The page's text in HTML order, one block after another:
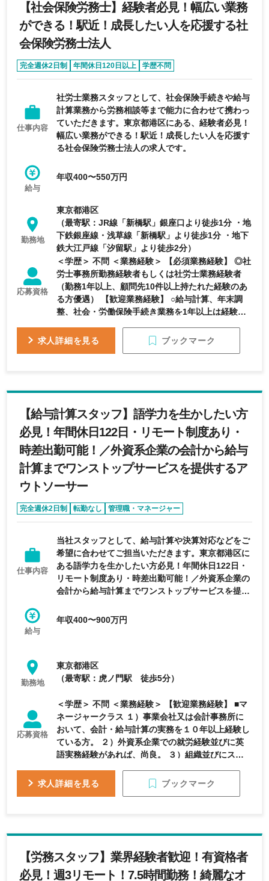
【社会保険労務士】経験者必見！幅広い業務
ができる！駅近！成長したい人を応援する社
会保険労務士法人
完全週休2日制 年間休日120日以上
学歴不問
育休・産休実績あり
服装自由
仕事内容
社労士業務スタッフとして、社会保険手続きや給与
計算業務から労務相談等まで能力に合わせて携わっ
ていただきます。東京都港区にある、経験者必見！
幅広い業務ができる！駅近！成長したい人を応援す
る社会保険労務士法人の求人です。
給与
年収400〜550万円
勤務地
東京都港区
（最寄駅：JR線「新橋駅」銀座口より徒歩1分 ・地
下鉄銀座線・浅草線「新橋駅」より徒歩1分 ・地下
鉄大江戸線「汐留駅」より徒歩2分）
応募資格
＜学歴＞ 不問 ＜業務経験＞ 【必須業務経験】 ◎社
労士事務所勤務経験者もしくは社労士業務経験者
（勤務1年以上、顧問先10件以上持たれた経験のあ
る方優遇） 【歓迎業務経験】 ○給与計算、年末調
整、社会・労働保険手続き業務を1年以上は経験を
労務士有資格者もしくは社労士試験合格者 ※勉強中
求人詳細を見る ブックマーク
【給与計算スタッフ】語学力を生かしたい方
必見！年間休日122日・リモート制度あり・
時差出勤可能！／外資系企業の会計から給与
計算までワンストップサービスを提供するア
ウトソーサー
完全週休2日制 転勤なし
管理職・マネージャー
年間休日120日以上
未経験可
仕事内容
当社スタッフとして、給与計算や決算対応などをご
希望に合わせてご担当いただきます。東京都港区に
ある語学力を生かしたい方必見！年間休日122日・
リモート制度あり・時差出勤可能！／外資系企業の
会計から給与計算までワンストップサービスを提供
給与
年収400〜900万円
勤務地
東京都港区
（最寄駅：虎ノ門駅 徒歩5分）
応募資格
＜学歴＞ 不問 ＜業務経験＞ 【歓迎業務経験】 ■マ
ネージャークラス １）事業会社又は会計事務所に
おいて、会計・給与計算の実務を１０年以上経験し
ている方。 ２）外資系企業での就労経験並びに英
語実務経験があれば、尚良。 ３）組織並びにスタ
イザークラス ビジネスレベルのコミュニケーショ
会計事務所において、会計・給与計算の実務を３～
５年以上経験している方。 ２）外資系企業での就
求人詳細を見る ブックマーク
【労務スタッフ】業界経験者歓迎！有資格者
必見！週3リモート！7.5時間勤務！綺麗なオ